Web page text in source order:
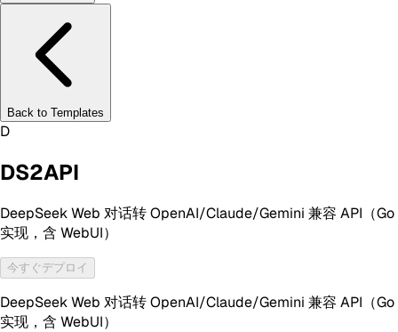
Back to Templates
D
DS2API
DeepSeek Web 对话转 OpenAI/Claude/Gemini 兼容 API（Go
实现，含 WebUI）
今すぐデプロイ
DeepSeek Web 对话转 OpenAI/Claude/Gemini 兼容 API（Go
实现，含 WebUI）